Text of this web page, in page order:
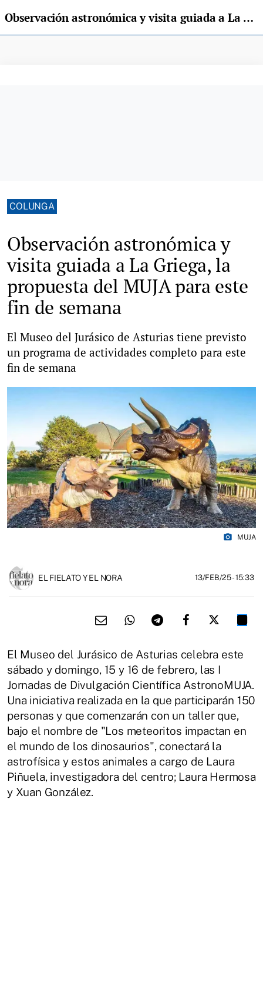
Observación astronómica y visita guiada a La Griega, la propuesta del MUJA para este fin de semana
COLUNGA
Observación astronómica y
visita guiada a La Griega, la
propuesta del MUJA para este
fin de semana
El Museo del Jurásico de Asturias tiene previsto
un programa de actividades completo para este
fin de semana
photo_camera MUJA
EL FIELATO Y EL NORA 13/FEB/25- 15:33
El Museo del Jurásico de Asturias celebra este
sábado y domingo, 15 y 16 de febrero, las I
Jornadas de Divulgación Científica AstronoMUJA.
Una iniciativa realizada en la que participarán 150
personas y que comenzarán con un taller que,
bajo el nombre de "Los meteoritos impactan en
el mundo de los dinosaurios", conectará la
astrofísica y estos animales a cargo de Laura
Piñuela, investigadora del centro; Laura Hermosa
y Xuan González.